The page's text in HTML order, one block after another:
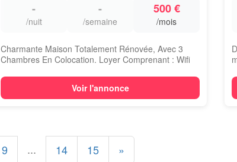
-
/nuit
-
/semaine
500 €
/mois
Charmante Maison Totalement Rénovée, Avec 3
Chambres En Colocation. Loyer Comprenant : Wifi
Voir l'annonce
9 ... 14 15 »